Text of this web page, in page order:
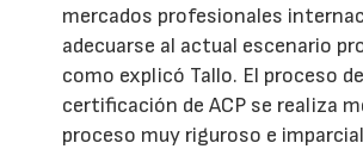
mercados profesionales
adecuarse al actual escenario
como explicó Tallo. El proceso de
certificación de ACP se realiza
proceso muy riguroso e